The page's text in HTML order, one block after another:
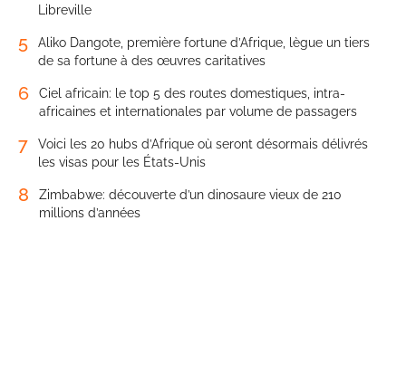
Libreville
5
Aliko Dangote, première fortune d’Afrique, lègue un tiers
de sa fortune à des œuvres caritatives
6
Ciel africain: le top 5 des routes domestiques, intra-
africaines et internationales par volume de passagers
7
Voici les 20 hubs d’Afrique où seront désormais délivrés
les visas pour les États-Unis
8
Zimbabwe: découverte d’un dinosaure vieux de 210
millions d’années